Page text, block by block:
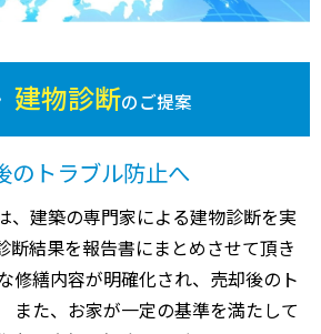
建物診断のご提案
のトラブル防止へ
、建築の専門家による建物診断を実
断結果を報告書にまとめさせて頂き
修繕内容が明確化され、売却後のト
また、お家が一定の基準を満たして